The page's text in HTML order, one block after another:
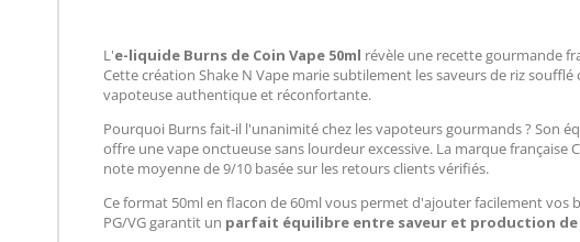
L'e-liquide Burns de Coin Vape 50ml révèle une recette gourmande
Cette création Shake N Vape marie subtilement les saveurs de riz
vapoteuse authentique et réconfortante.
Pourquoi Burns fait-il l'unanimité chez les vapoteurs gourmands ? Son
offre une vape onctueuse sans lourdeur excessive. La marque française
note moyenne de 9/10 basée sur les retours clients vérifiés.
Ce format 50ml en flacon de 60ml vous permet d'ajouter facilement
PG/VG garantit un parfait équilibre entre saveur et production de